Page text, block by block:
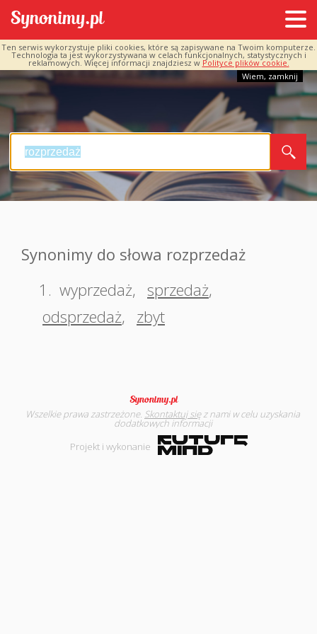
Ten serwis wykorzystuje pliki cookies, które są zapisywane na Twoim komputerze.
Technologia ta jest wykorzystywana w celach funkcjonalnych, statystycznych i
reklamowych. Więcej informacji znajdziesz w Polityce plików cookie.
Wiem, zamknij
Synonimy do słowa rozprzedaż
1. wyprzedaż, sprzedaż,
odsprzedaż, zbyt
Wszelkie prawa zastrzeżone. Skontaktuj sięz nami w celu uzyskania
dodatkowych informacji
Projekt i wykonanie